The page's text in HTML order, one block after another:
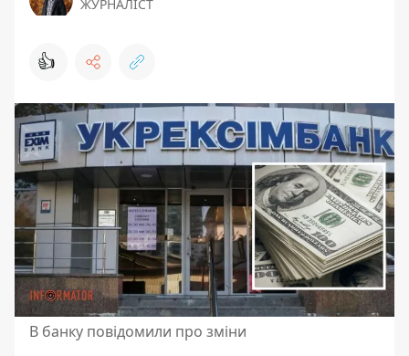
ЖУРНАЛІСТ
👍
В банку повідомили про зміни